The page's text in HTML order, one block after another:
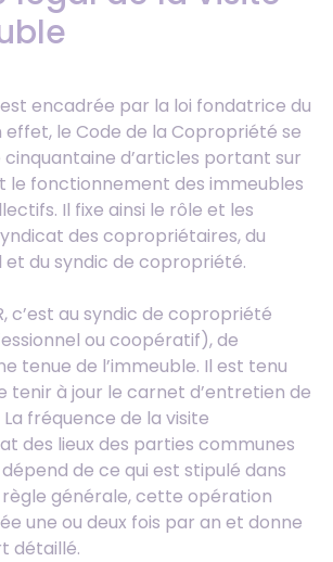
encadrée par la loi fondatrice du
effet, le Code de la Copropriété se
cinquantaine d’articles portant sur
le fonctionnement des immeubles
Il fixe ainsi le rôle et les
des copropriétaires, du
et du syndic de copropriété.
c’est au syndic de copropriété
ou coopératif), de
tenue de l’immeuble. Il est tenu
tenir à jour le carnet d’entretien de
fréquence de la visite
des lieux des parties communes
de ce qui est stipulé dans
générale, cette opération
une ou deux fois par an et donne
détaillé.